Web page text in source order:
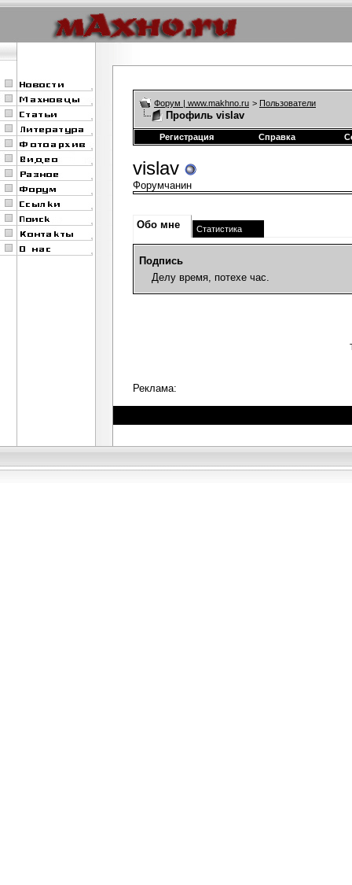
Форум | www.makhno.ru > Пользователи
Профиль vislav
Регистрация Справка
vislav
Форумчанин
Обо мне Статистика
Подпись
Делу время, потехе час.
Реклама: